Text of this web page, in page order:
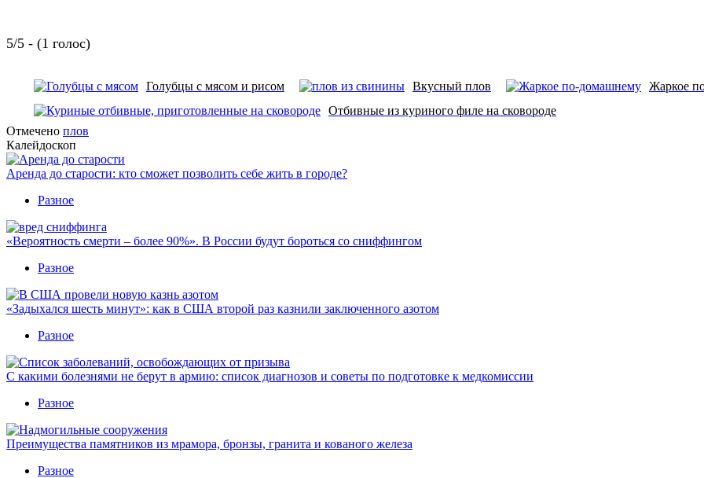
5/5 - (1 голос)
Голубцы с мясом и рисом Вкусный плов
Жаркое
Отбивные из куриного филе на сковороде
Отмечено плов
Калейдоскоп
Аренда до старости: кто сможет позволить себе жить в городе?
Разное
«Вероятность смерти – более 90%». В России будут бороться со сниффингом
Разное
«Задыхался шесть минут»: как в США второй раз казнили заключенного азотом
Разное
С какими болезнями не берут в армию: список диагнозов и советы по подготовке к медкомиссии
Разное
Преимущества памятников из мрамора, бронзы, гранита и кованого железа
Разное